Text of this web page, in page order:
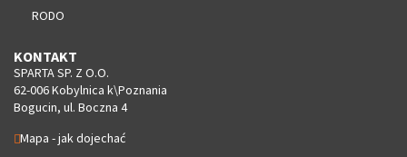
RODO
KONTAKT
SPARTA SP. Z O.O.
62-006 Kobylnica k\Poznania
Bogucin, ul. Boczna 4
Mapa - jak dojechać